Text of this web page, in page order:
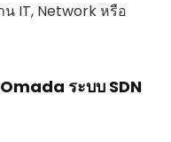
IT, Network หรือ
ระบบ SDN